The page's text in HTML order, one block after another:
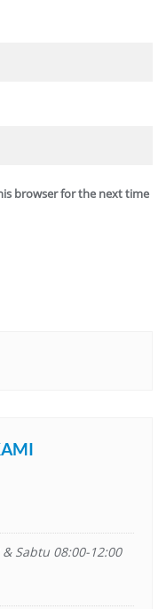
browser for the next time
Sabtu 08:00-12:00